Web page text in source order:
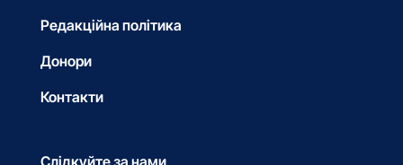
Редакційна політика
Донори
Контакти